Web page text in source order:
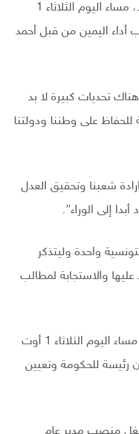
أشرف رئيس الجمهورية قيس سعيد، مساء اليوم الثلاثاء 1
أداء اليمين من قبل أحمد
تحديات كبيرة لا بد
على وطننا ودولتنا
شعبنا وتحقيق العدل
إلى الوراء”.
واحدة وليتذكر
عليها والاستجابة لمطالب
وقرر رئيس الجمهورية قيس سعيد، مساء اليوم الثلاثاء 1 أوت
رئيسة للحكومة وتعيين
منصب مدير عام